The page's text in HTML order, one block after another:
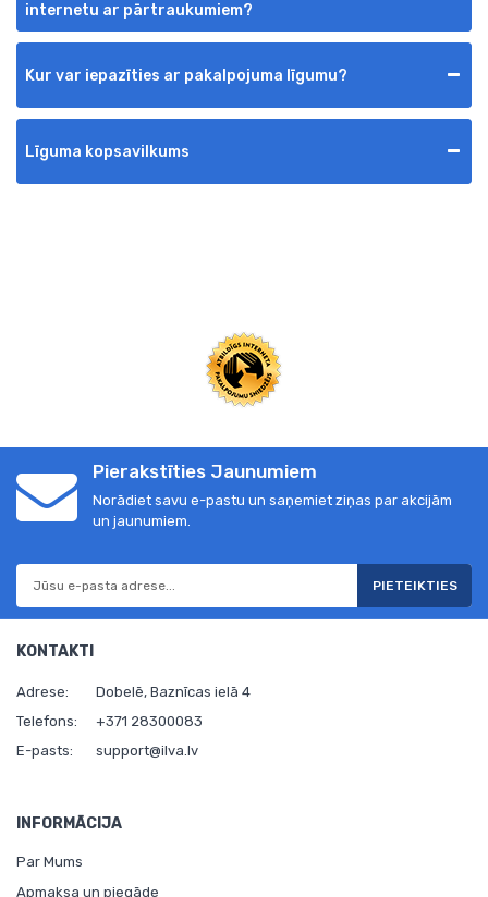
internetu ar pārtraukumiem?
Kur var iepazīties ar pakalpojuma līgumu?
Līguma kopsavilkums
Pierakstīties Jaunumiem
Norādiet savu e-pastu un saņemiet ziņas par akcijām
un jaunumiem.
PIETEIKTIES
KONTAKTI
Adrese:
Dobelē, Baznīcas ielā 4
Telefons:
+371 28300083
E-pasts:
support@ilva.lv
INFORMĀCIJA
Par Mums
Apmaksa un piegāde